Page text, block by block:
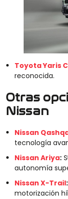
Toyota Yaris
reconocida.
Otras
Nissan
Nissan
tecnología
Nissan Ariya:
autonomía
Nissan X-Trail:
motorización